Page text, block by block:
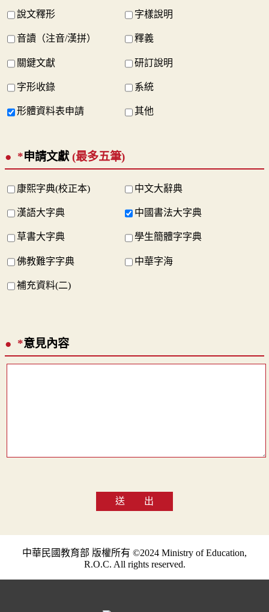
說文釋形 字樣說明
音讀（注音/漢拼） 釋義
關鍵文獻 研訂說明
字形收錄 系統
形體資料表申請 其他
*申請文獻 (最多五筆)
康熙字典(校正本) 中文大辭典
漢語大字典 中國書法大字典
草書大字典 學生簡體字字典
佛教難字字典 中華字海
補充資料(二)
*意見內容
送 出
中華民國教育部 版權所有 ©2024 Ministry of Education,
R.O.C. All rights reserved.